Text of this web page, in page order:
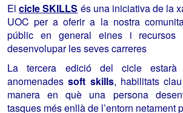
Elcicle SKILLS és una iniciativa de la
UOC per a oferir a la nostra
públic en general eines i recursos
desenvolupar les seves carreres
La tercera edició del cicle
anomenadessoft skills, habilitats
manera en què una persona
tasques més enllà de l’entorn netament